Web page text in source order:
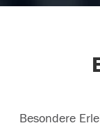
Besondere